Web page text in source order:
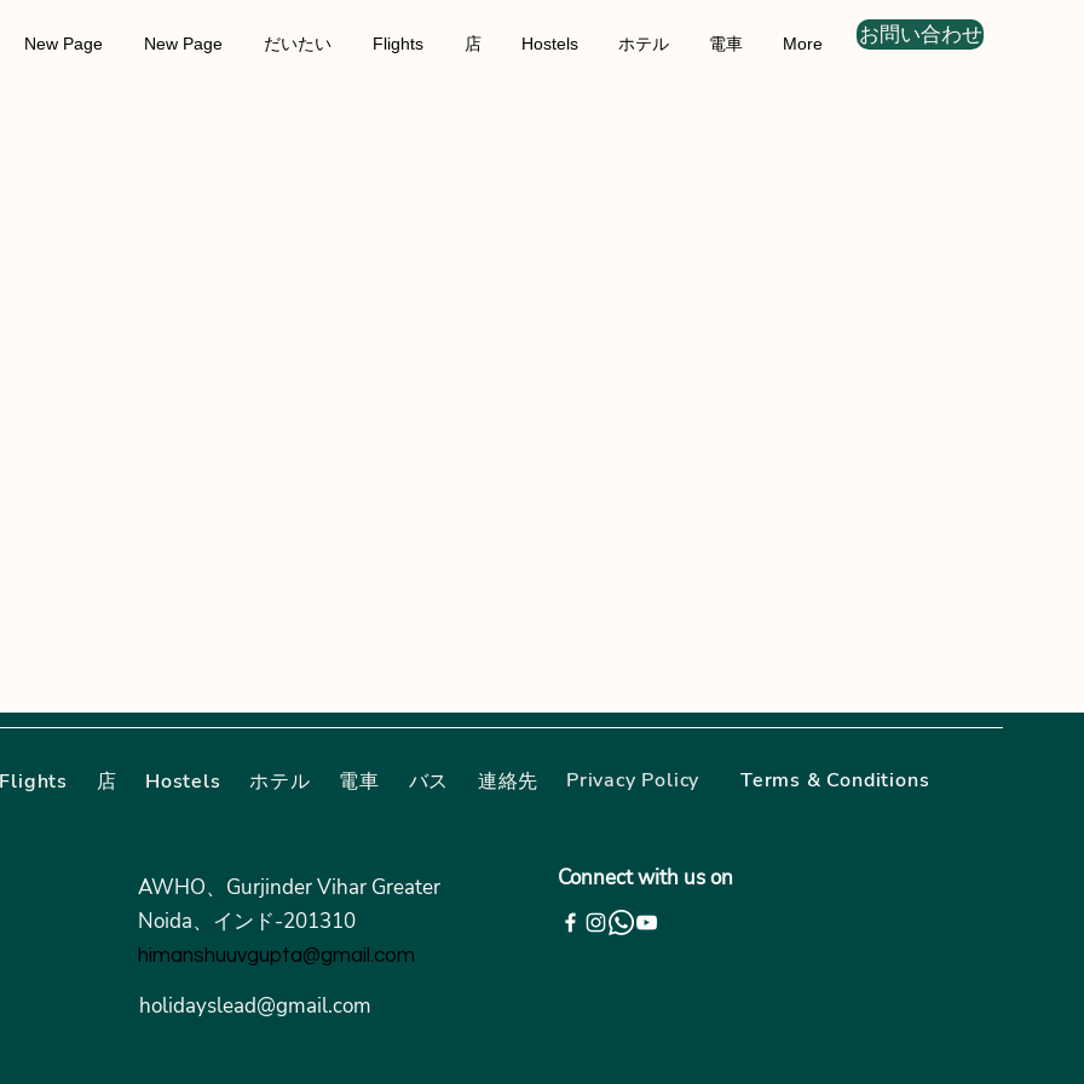
New Page New Page だいたい Flights 店 Hostels ホテル 電車 More お問い合わせ
Flights 店 Hostels ホテル 電車 バス 連絡先 Privacy Policy Terms & Conditions
AWHO、Gurjinder Vihar Greater
Noida、インド-201310
himanshuuvgupta@gmail.com
holidayslead@gmail.com
Connect with us on